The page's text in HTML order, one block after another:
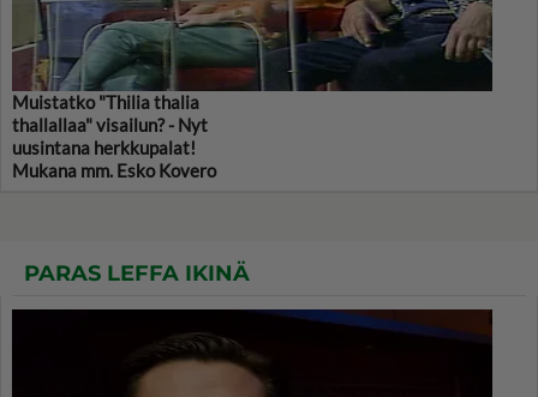
Muistatko "Thilia thalia
thallallaa" visailun? - Nyt
uusintana herkkupalat!
Mukana mm. Esko Kovero
PARAS LEFFA IKINÄ